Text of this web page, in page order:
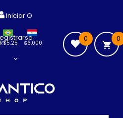
₲6,000
R$5.25
Iniciar O
0
0